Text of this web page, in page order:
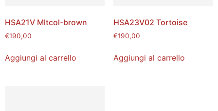
HSA21V Mltcol-brown
€190,00
Aggiungi al carrello
HSA23V02 Tortoise
€190,00
Aggiungi al carrello